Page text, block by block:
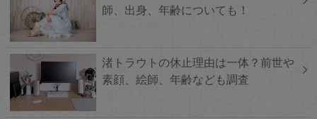
師、出身、年齢についても！
渚トラウトの休止理由は一体？前世や
素顔、絵師、年齢なども調査